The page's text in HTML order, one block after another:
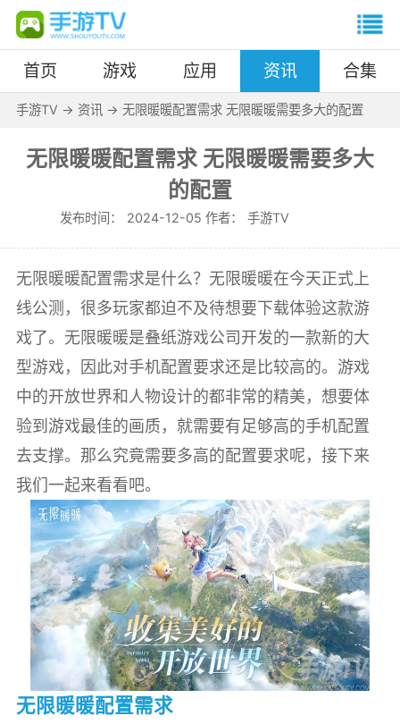
首页 游戏 应用 资讯 合集
手游TV -> 资讯-> 无限暖暖配置需求 无限暖暖需要多大的配置
无限暖暖配置需求 无限暖暖需要多大
的配置
发布时间： 2024-12-05 作者： 手游TV
无限暖暖配置需求是什么？无限暖暖在今天正式上
线公测，很多玩家都迫不及待想要下载体验这款游
戏了。无限暖暖是叠纸游戏公司开发的一款新的大
型游戏，因此对手机配置要求还是比较高的。游戏
中的开放世界和人物设计的都非常的精美，想要体
验到游戏最佳的画质，就需要有足够高的手机配置
去支撑。那么究竟需要多高的配置要求呢，接下来
我们一起来看看吧。
无限暖暖配置需求